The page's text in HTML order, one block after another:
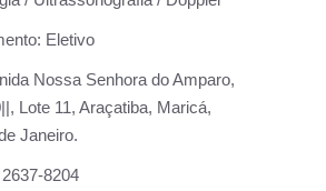
Eletivo
Nossa Senhora do Amparo,
Lote 11, Araçatiba, Maricá,
Janeiro.
8204